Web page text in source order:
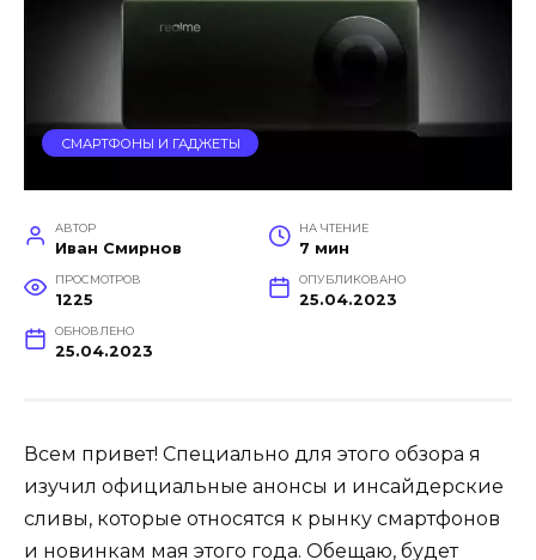
СМАРТФОНЫ И ГАДЖЕТЫ
АВТОР
Иван Смирнов
НА ЧТЕНИЕ
7 мин
ПРОСМОТРОВ
1225
ОПУБЛИКОВАНО
25.04.2023
ОБНОВЛЕНО
25.04.2023
Всем привет! Специально для этого обзора я
изучил официальные анонсы и инсайдерские
сливы, которые относятся к рынку смартфонов
и новинкам мая этого года. Обещаю, будет